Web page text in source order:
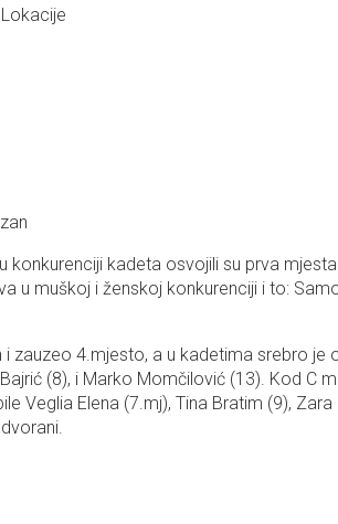
Lokacije
kadeta osvojili su prva
u muškoj i ženskoj konkurenciji i to:
zauzeo 4.mjesto, a u kadetima srebro
(8), i Marko Momčilović (13). Kod
Veglia Elena (7.mj), Tina Bratim (9),